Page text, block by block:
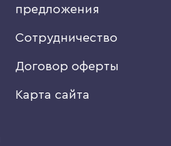
предложения
Сотрудничество
Договор оферты
Карта сайта